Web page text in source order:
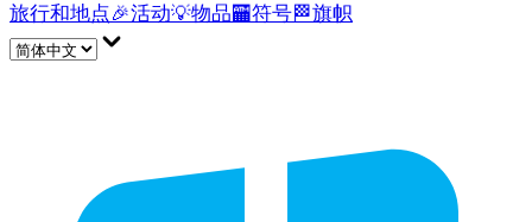
旅行和地点🎉活动💡物品🏧符号🏁旗帜